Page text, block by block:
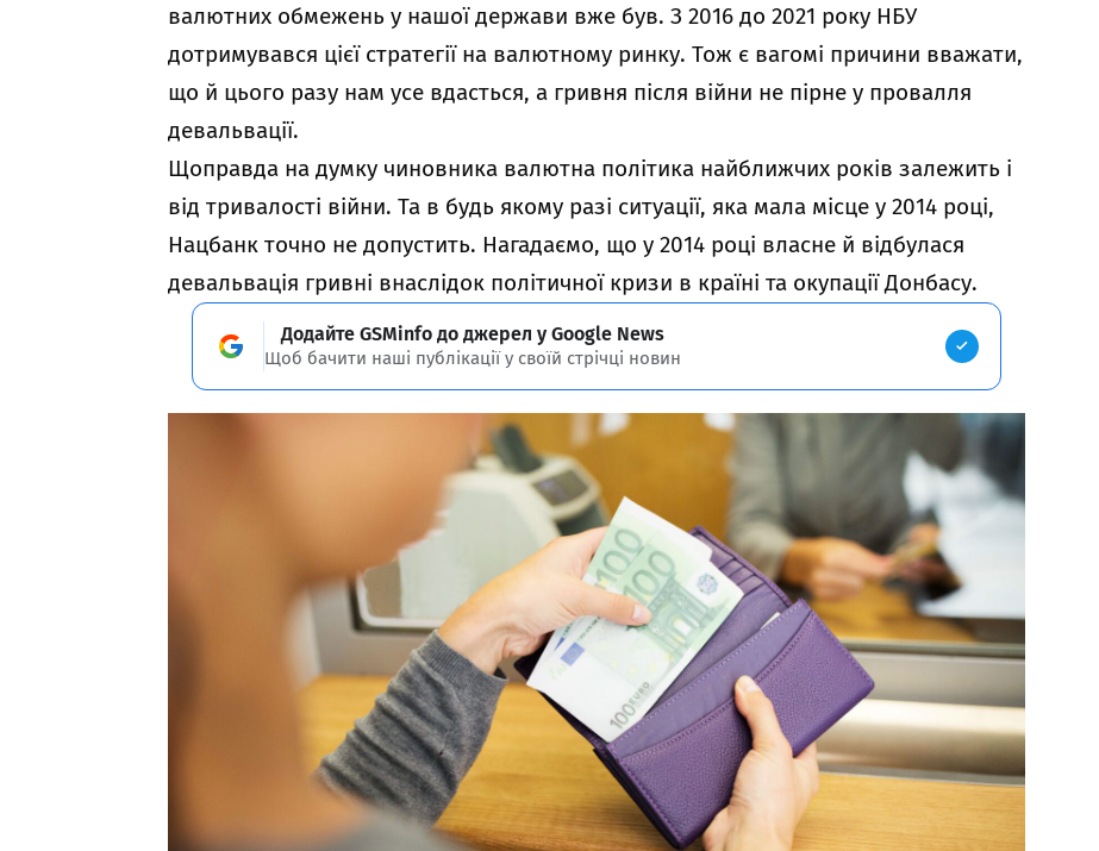
валютних обмежень у нашої держави вже був. З 2016 до 2021 року НБУ
дотримувався цієї стратегії на валютному ринку. Тож є вагомі причини вважати,
що й цього разу нам усе вдасться, а гривня після війни не пірне у провалля
девальвації.
Щоправда на думку чиновника валютна політика найближчих років залежить і
від тривалості війни. Та в будь якому разі ситуації, яка мала місце у 2014 році,
Нацбанк точно не допустить. Нагадаємо, що у 2014 році власне й відбулася
девальвація гривні внаслідок політичної кризи в країні та окупації Донбасу.
Додайте GSMinfo до джерел у Google News
Щоб бачити наші публікації у своїй стрічці новин